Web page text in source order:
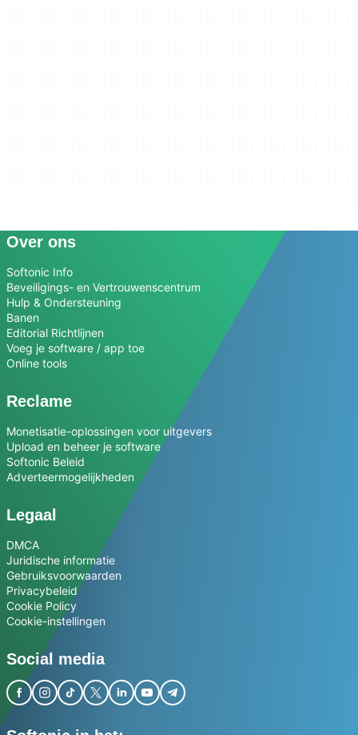
Over ons
Softonic Info
Beveiligings- en Vertrouwenscentrum
Hulp & Ondersteuning
Banen
Editorial Richtlijnen
Voeg je software / app toe
Online tools
Reclame
Monetisatie-oplossingen voor uitgevers
Upload en beheer je software
Softonic Beleid
Adverteermogelijkheden
Legaal
DMCA
Juridische informatie
Gebruiksvoorwaarden
Privacybeleid
Cookie Policy
Cookie-instellingen
Social media